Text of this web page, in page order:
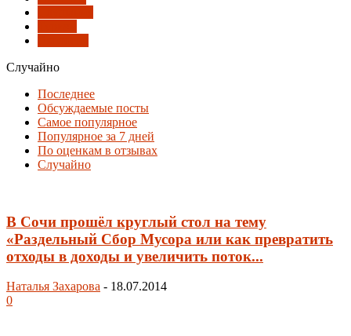
Случайно
Последнее
Обсуждаемые посты
Самое популярное
Популярное за 7 дней
По оценкам в отзывах
Случайно
В Сочи прошёл круглый стол на тему
«Раздельный Сбор Мусора или как превратить
отходы в доходы и увеличить поток...
Наталья Захарова - 18.07.2014
0